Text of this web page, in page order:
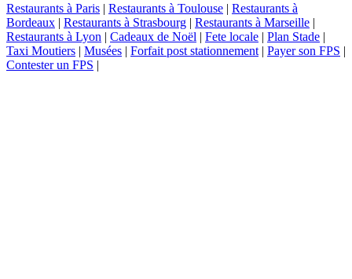
Restaurants à Paris | Restaurants à Toulouse | Restaurants à
Bordeaux | Restaurants à Strasbourg | Restaurants à Marseille |
Restaurants à Lyon | Cadeaux de Noël | Fete locale | Plan Stade |
Taxi Moutiers | Musées | Forfait post stationnement | Payer son FPS |
Contester un FPS |